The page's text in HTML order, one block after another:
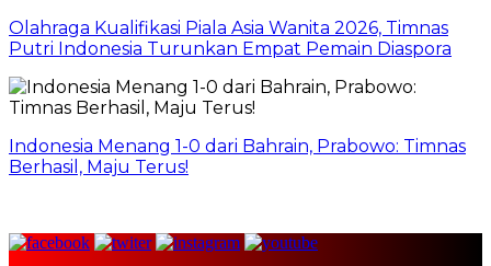
Olahraga Kualifikasi Piala Asia Wanita 2026, Timnas
Putri Indonesia Turunkan Empat Pemain Diaspora
Indonesia Menang 1-0 dari Bahrain, Prabowo: Timnas
Berhasil, Maju Terus!